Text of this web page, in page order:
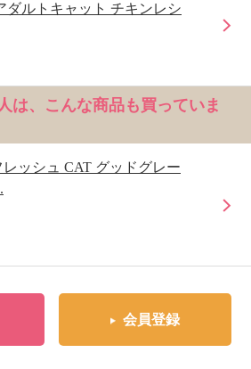
ダルトキャット チキンレシ
は、こんな商品も買っていま
ッシュ CAT グッドグレー
会員登録